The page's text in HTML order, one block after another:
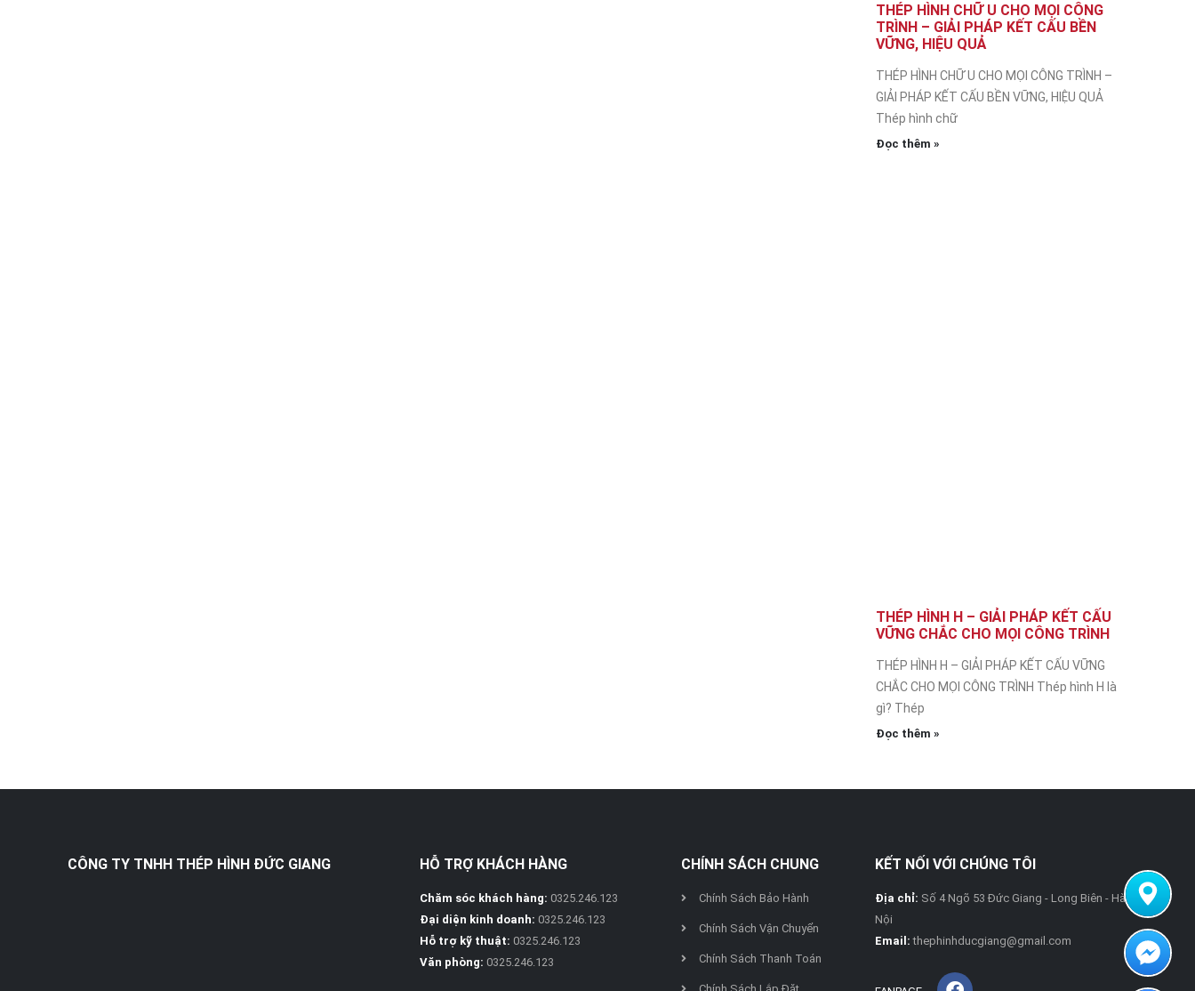
THÉP HÌNH CHỮ U CHO MỌI CÔNG
TRÌNH – GIẢI PHÁP KẾT CẤU BỀN
VỮNG, HIỆU QUẢ
THÉP HÌNH CHỮ U CHO MỌI CÔNG TRÌNH –
GIẢI PHÁP KẾT CẤU BỀN VỮNG, HIỆU QUẢ
Thép hình chữ
Đọc thêm »
THÉP HÌNH H – GIẢI PHÁP KẾT CẤU
VỮNG CHẮC CHO MỌI CÔNG TRÌNH
THÉP HÌNH H – GIẢI PHÁP KẾT CẤU VỮNG
CHẮC CHO MỌI CÔNG TRÌNH Thép hình H là
gì? Thép
Đọc thêm »
CÔNG TY TNHH THÉP HÌNH ĐỨC GIANG HỖ TRỢ KHÁCH HÀNG
Chăm sóc khách hàng: 0325.246.123
Đại diện kinh doanh: 0325.246.123
Hỗ trợ kỹ thuật: 0325.246.123
Văn phòng: 0325.246.123
CHÍNH SÁCH CHUNG
Chính Sách Bảo Hành
Chính Sách Vận Chuyển
Chính Sách Thanh Toán
KẾT NỐI VỚI CHÚNG TÔI
Địa chỉ: Số 4 Ngõ 53 Đức Giang - Long Biên - Hà
Nội
Email: thephinhducgiang@gmail.com